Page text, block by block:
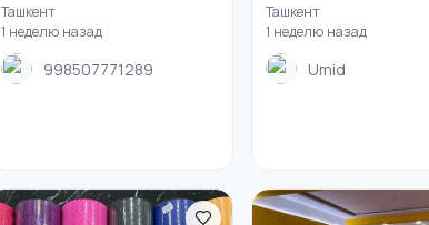
Ташкент
1 неделю назад
998507771289
Ташкент
1 неделю назад
Umid